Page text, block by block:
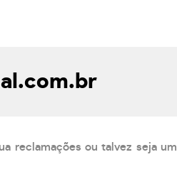
reclamações ou talvez seja um